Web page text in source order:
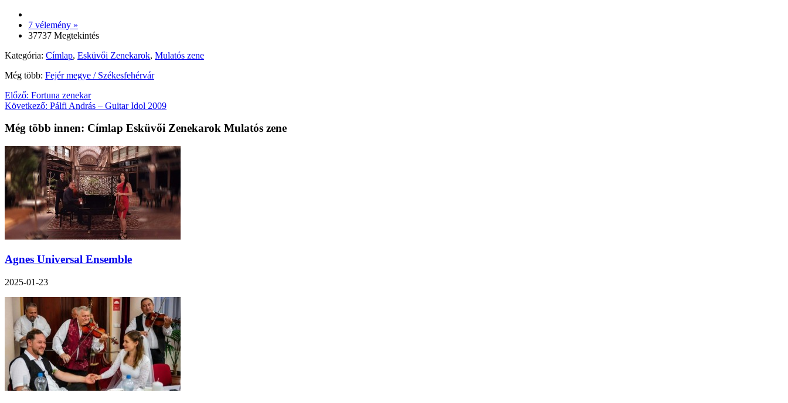
7 vélemény »
37737 Megtekintés
Kategória: Címlap, Esküvői Zenekarok, Mulatós zene
Még több: Fejér megye / Székesfehérvár
Előző: Fortuna zenekar
Következő: Pálfi András – Guitar Idol 2009
Még több innen: Címlap Esküvői Zenekarok Mulatós zene
Agnes Universal Ensemble
2025-01-23